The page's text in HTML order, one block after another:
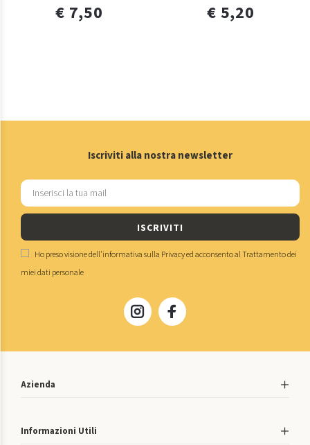
€ 7,50 € 5,20
Iscriviti alla nostra newsletter
ISCRIVITI
Ho preso visione dell'informativa sulla Privacyed acconsento alTrattamento dei
miei dati personale
Azienda
Informazioni Utili